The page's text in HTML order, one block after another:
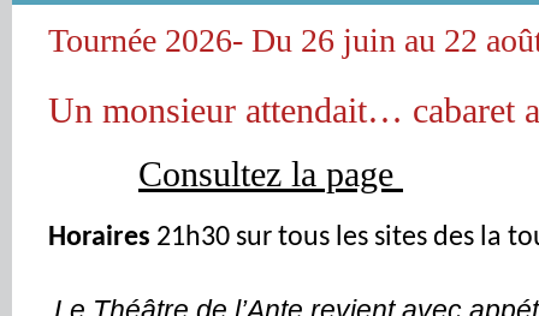
Tournée 2026- Du 26 juin au 22
Un monsieur attendait… cabaret
Consultez la page
Horaires 21h30 sur tous les sites des la